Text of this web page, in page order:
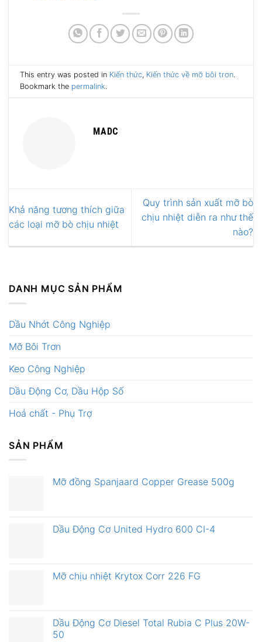
This entry was posted in Kiến thức, Kiến thức về mỡ bôi trơn.
Bookmark the permalink.
MADC
Khả năng tương thích giữa
các loại mỡ bò chịu nhiệt
Quy trình sản xuất mỡ bò
chịu nhiệt diễn ra như thế
nào?
DANH MỤC SẢN PHẨM
Dầu Nhớt Công Nghiệp
Mỡ Bôi Trơn
Keo Công Nghiệp
Dầu Động Cơ, Dầu Hộp Số
Hoá chất - Phụ Trợ
SẢN PHẨM
Mỡ đồng Spanjaard Copper Grease 500g
Dầu Động Cơ United Hydro 600 CI-4
Mỡ chịu nhiệt Krytox Corr 226 FG
Dầu Động Cơ Diesel Total Rubia C Plus 20W-
50